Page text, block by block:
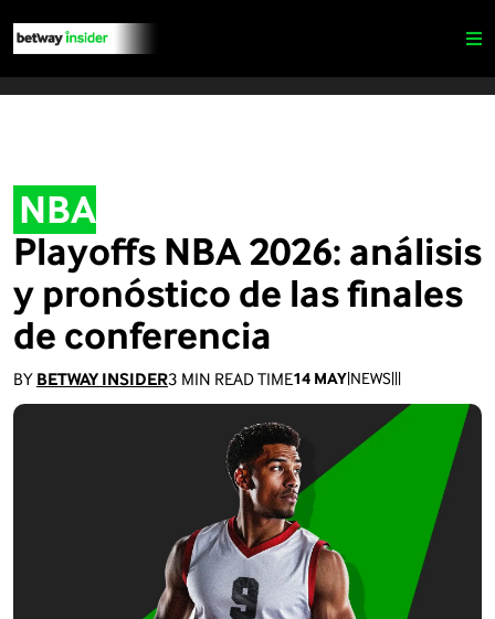
NBA
Playoffs NBA 2026: análisis
y pronóstico de las finales
de conferencia
14 MAY|NEWS|
BY BETWAY INSIDER |
3 MIN READ TIME |